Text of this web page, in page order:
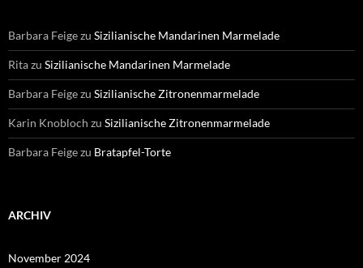
Barbara Feigezu Sizilianische Mandarinen Marmelade
Ritazu Sizilianische Mandarinen Marmelade
Barbara Feigezu Sizilianische Zitronenmarmelade
Karin Knobloch zu Sizilianische Zitronenmarmelade
Barbara Feigezu Bratapfel-Torte
ARCHIV
November 2024